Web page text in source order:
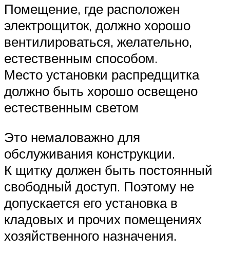
Помещение, где расположен
электрощиток, должно хорошо
вентилироваться, желательно,
естественным способом.
Место установки распредщитка
должно быть хорошо освещено
естественным светом
Это немаловажно для
обслуживания конструкции.
К щитку должен быть постоянный
свободный доступ. Поэтому не
допускается его установка в
кладовых и прочих помещениях
хозяйственного назначения.